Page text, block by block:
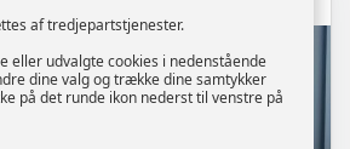
af tredjepartstjenester.
eller udvalgte cookies i nedenstående
dine valg og trække dine samtykker
på det runde ikon nederst til venstre på